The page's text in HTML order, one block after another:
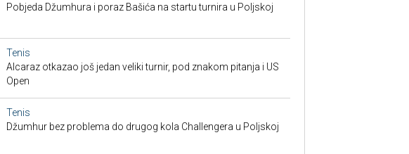
Pobjeda Džumhura i poraz Bašića na startu turnira u Poljskoj
Tenis
Alcaraz otkazao još jedan veliki turnir, pod znakom pitanja i US
Open
Tenis
Džumhur bez problema do drugog kola Challengera u Poljskoj